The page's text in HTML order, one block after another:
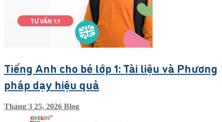
Tiếng Anh cho bé lớp 1: Tài liệu và Phương
pháp dạy hiệu quả
Tháng 3 25, 2026 Blog